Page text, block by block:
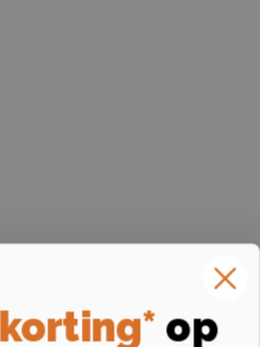
op